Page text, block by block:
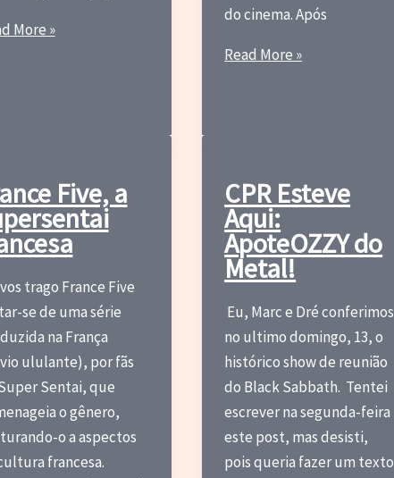
More »
do cinema. Após
Marilyn
que
sexy
symbol
Read More »
Five, a
trago France Five
se de uma série
na França
ululante), por fãs
Sentai, que
o gênero,
o a aspectos
francesa.
CPR Esteve
Aqui:
ApoteOZZY do
Metal!
Eu, Marc e Dré conferimos
no ultimo domingo, 13, o
histórico show de reunião
do Black Sabbath. Tentei
escrever na segunda-feira
este post, mas desisti,
pois queria fazer um texto